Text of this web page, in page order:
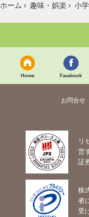
ホーム › 趣味・娯楽 › 小
Home Facebook
お問合せ
リ
営
証
株
者
受